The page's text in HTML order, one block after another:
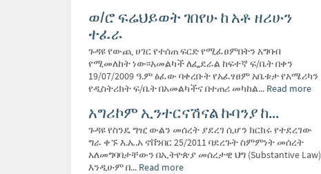
ወ/ሮ ፍሬህይወት ገበየሁ ከ አቶ ዘሪሁን
ተፈራ
ጉዳዩ የውጪ ሀገር የተሰጠ ፍርድ የሚፈፀምበትን አግባብ
የሚመለከት ነው፡፡አመልካች ለፌደራል ከፍተኛ ፍ/ቤት በቀን
19/07/2009 ዓ.ም ፅፈው ባቀረቡት የአፈፃፀም አቤቱታ የአሜሪካን
የዲስትሪክት ፍ/ቤት በአመልካችና በተጠሪ መካከል... Read more
አግሪኮም ኢንተርናሽናል ኩባንያ ከ...
ጉዳዩ የስንዴ ግዢ ውልን መሰረት ያደረገ ሲሆን ክርክሩ የተደረገው
ግራ ቀኙ እ.ኤ.አ ኖቨንበር 25/2011 ባደረጉት ስምምነት መሰረት
አለመግባባታቸውን በኢትዮጵያ መሰረታዊ ህግ (Substantive Law)
እንዲሁም በ... Read more